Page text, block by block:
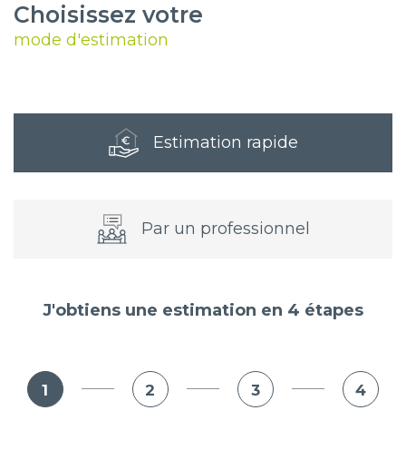
Choisissez votre
mode d'estimation
Estimation rapide
Par un professionnel
J'obtiens une estimation en 4 étapes
1 2 3 4